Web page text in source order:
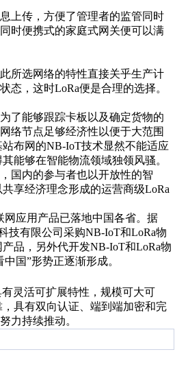
上传，方便了管理者的监管同时
时便携式的家庭式网关便可以满
所选网络的特性直接关乎生产计
，这时LoRa便是合理的选择。
了能够跟踪卡板以及确定货物的
络节点足够经济性以便于大范围
布网的NB-IoT技术显然不能适应
能够在智能物流领域独领风骚。
国内的参与者也以开放性的智
享经济理念形成的运营商级LoRa
网应用产品已落地中国各省。据
技有限公司采购NB-IoT和LoRa物
品，另外代开发NB-IoT和LoRa物
国”形势正逐渐形成。
灵活可扩展特性，规模可大可
具有双向认证、端到端加密和完
力持续推动。